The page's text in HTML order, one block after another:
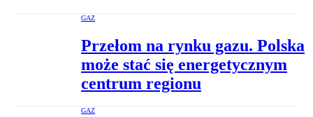
GAZ
Przełom na rynku gazu. Polska
może stać się energetycznym
centrum regionu
GAZ